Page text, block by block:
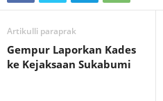
Artikulli paraprak
Gempur Laporkan Kades
ke Kejaksaan Sukabumi